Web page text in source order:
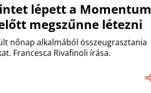
lépett a Momentum
megszűnne létezni
nőnap alkalmából összeugrasztania
Francesca Rivafinoli írása.